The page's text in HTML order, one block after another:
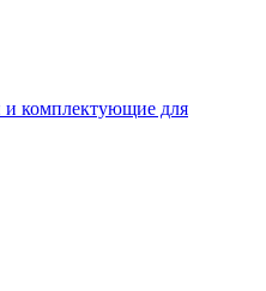
и комплектующие для